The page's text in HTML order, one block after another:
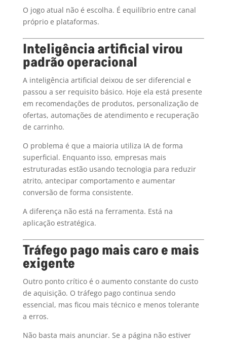
O jogo atual não é escolha. É equilíbrio entre canal
próprio e plataformas.
Inteligência artificial virou
padrão operacional
A inteligência artificial deixou de ser diferencial e
passou a ser requisito básico. Hoje ela está presente
em recomendações de produtos, personalização de
ofertas, automações de atendimento e recuperação
de carrinho.
O problema é que a maioria utiliza IA de forma
superficial. Enquanto isso, empresas mais
estruturadas estão usando tecnologia para reduzir
atrito, antecipar comportamento e aumentar
conversão de forma consistente.
A diferença não está na ferramenta. Está na
aplicação estratégica.
Tráfego pago mais caro e mais
exigente
Outro ponto crítico é o aumento constante do custo
de aquisição. O tráfego pago continua sendo
essencial, mas ficou mais técnico e menos tolerante
a erros.
Não basta mais anunciar. Se a página não estiver